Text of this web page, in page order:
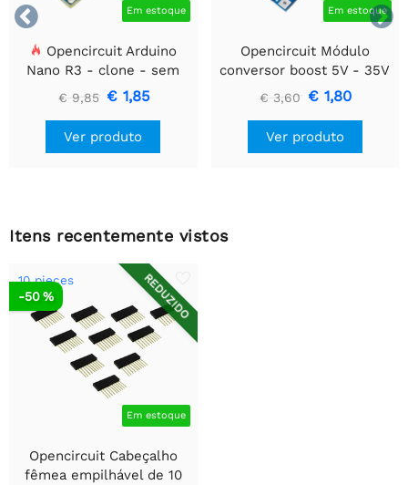

 Em estoque
Opencircuit Arduino
Nano R3 - clone - sem
cabeçalhos
€ 9,85 € 1,85
Ver produto
Em estoque
Opencircuit Módulo
conversor boost 5V - 35V
XL6009
€ 3,60 € 1,80
Ver produto
Itens recentemente vistos
REDUZIDO
10 pieces
Em estoque
-50 %
Opencircuit Cabeçalho
fêmea empilhável de 10